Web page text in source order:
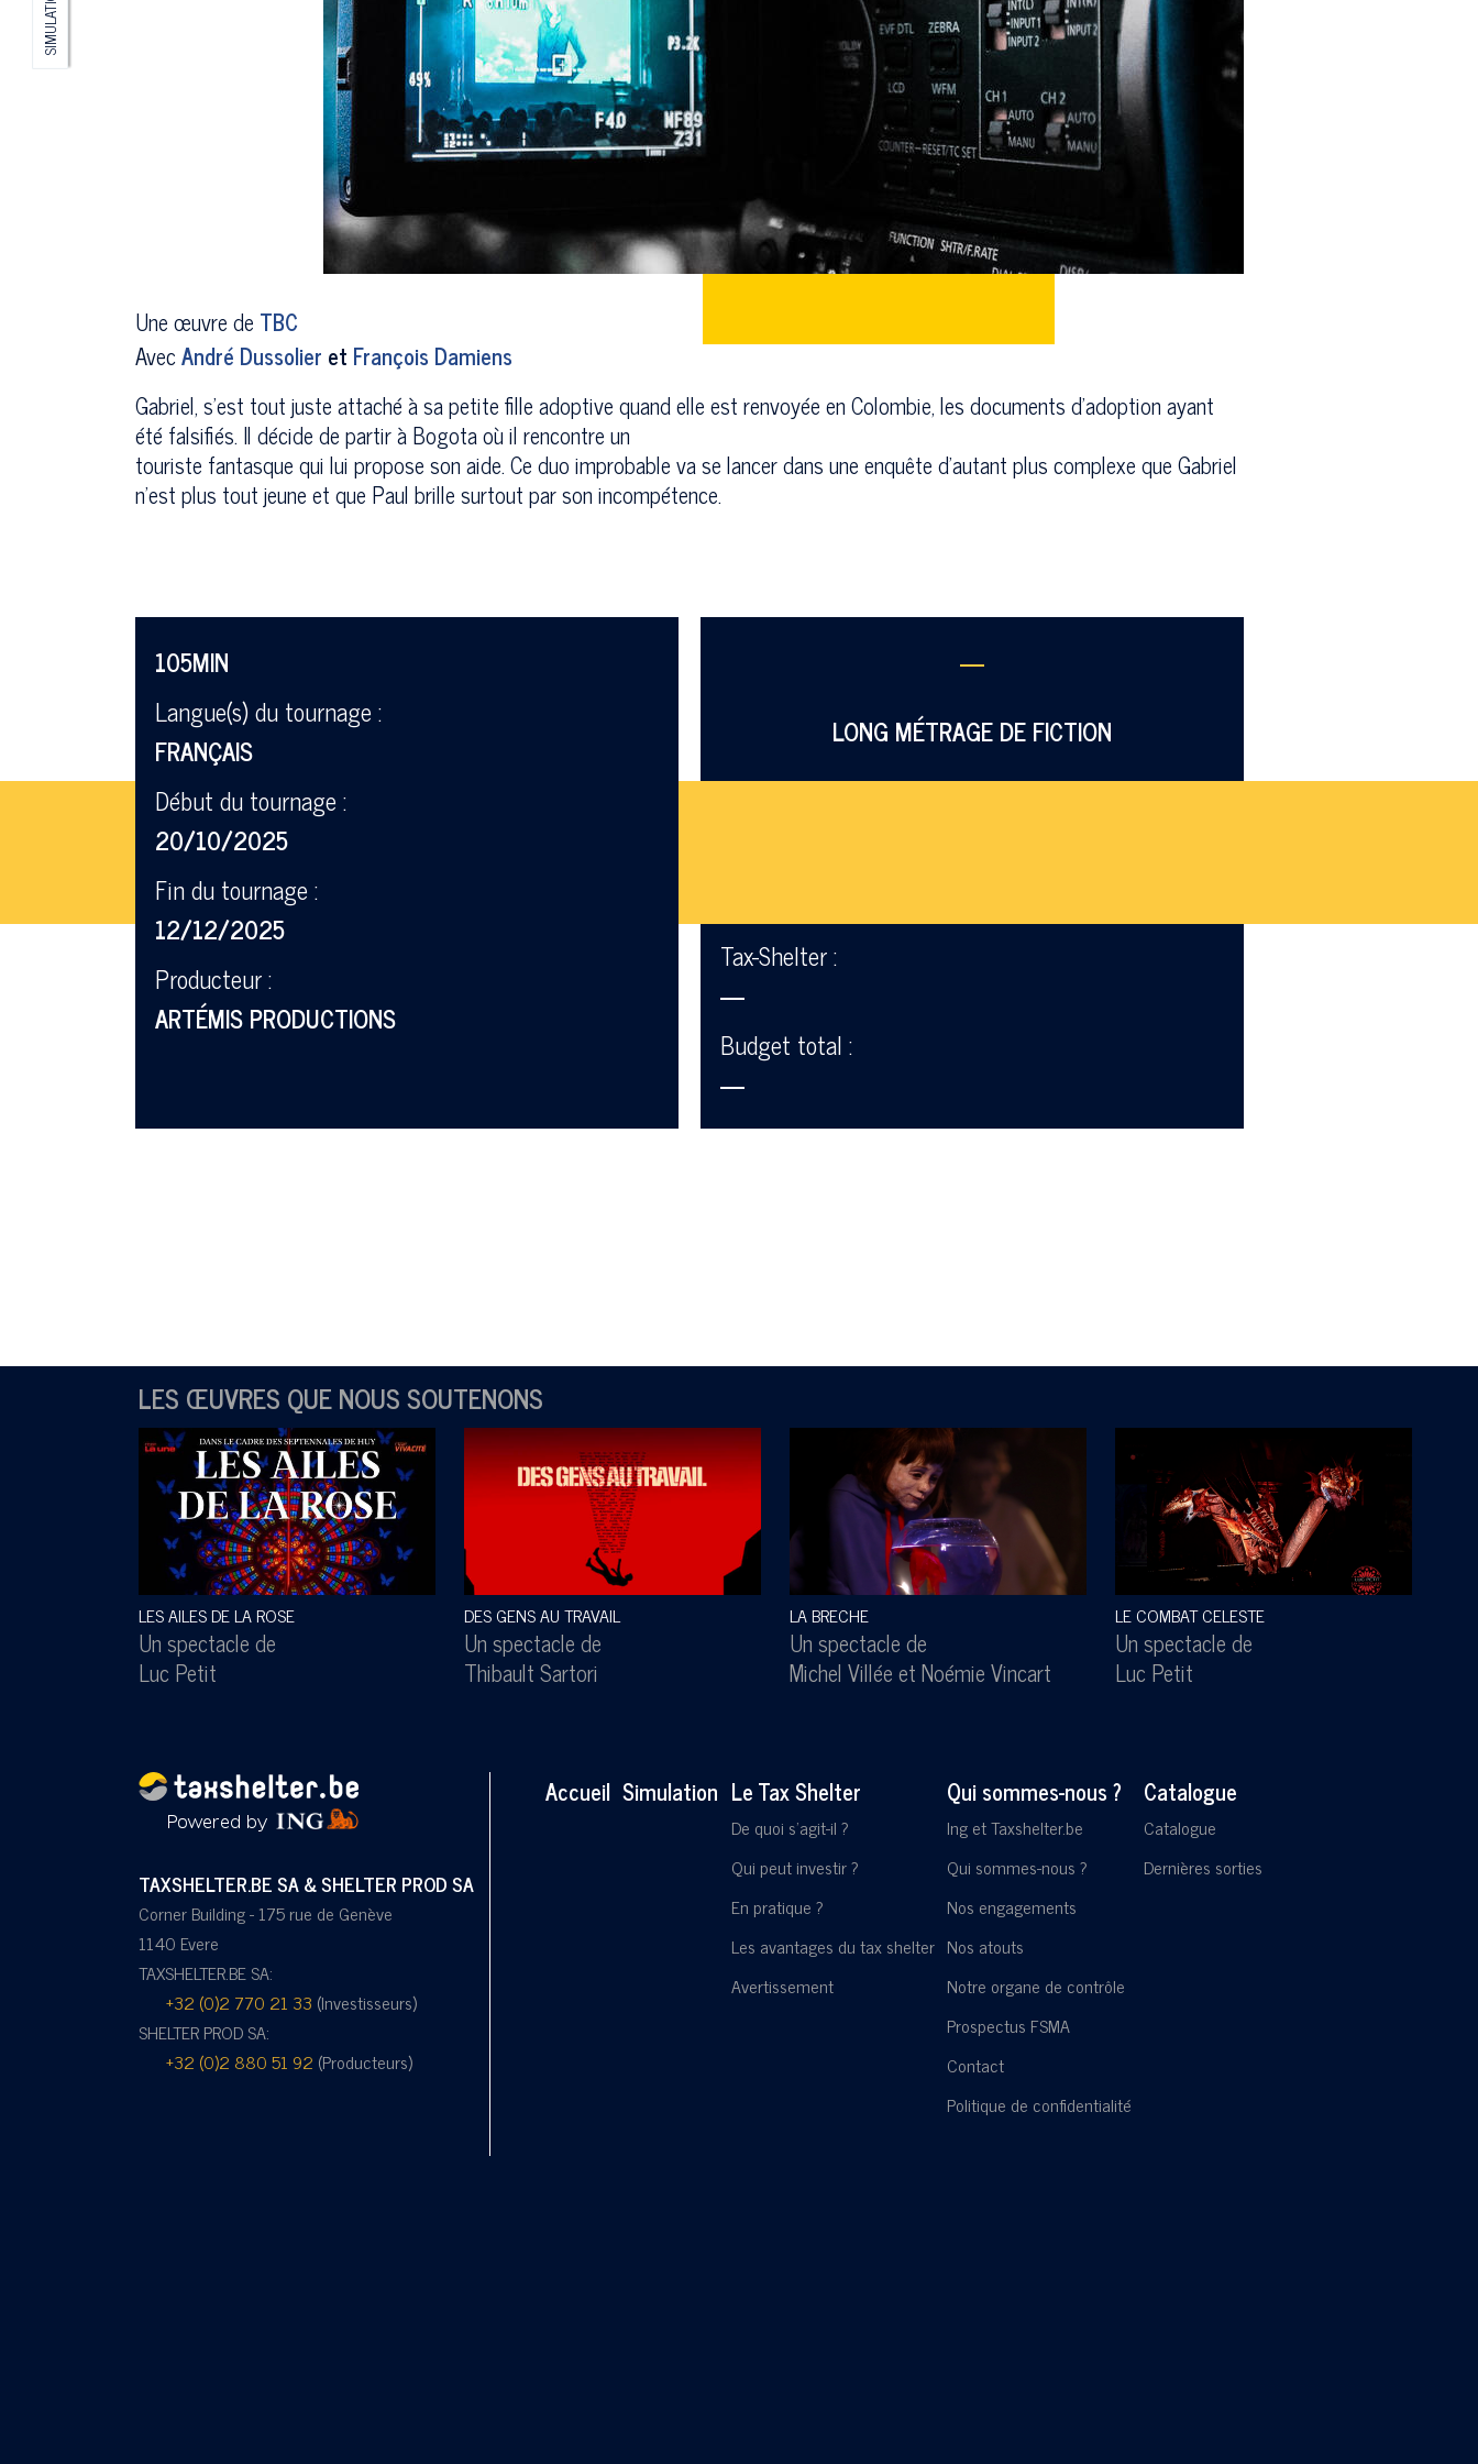
Une œuvre de TBC
AvecAndré Dussolier et François Damiens
Gabriel, s’est tout juste attaché à sa petite fille adoptive quand elle est renvoyée en Colombie, les documents d’adoption ayant
été falsifiés. Il décide de partir à Bogota où il rencontre un
touriste fantasque qui lui propose son aide. Ce duo improbable va se lancer dans une enquête d’autant plus complexe que Gabriel
n’est plus tout jeune et que Paul brille surtout par son incompétence.
105MIN
Langue(s) du tournage :
FRANÇAIS
Début du tournage :
20/10/2025
Fin du tournage :
12/12/2025
Producteur :
ARTÉMIS PRODUCTIONS
—
LONG MÉTRAGE DE FICTION
Tax-Shelter :
—
Budget total :
—
SIMULATION
LES ŒUVRES QUE NOUS SOUTENONS
LES AILES DE LA ROSE
Un spectacle de
Luc Petit
DES GENS AU TRAVAIL
Un spectacle de
Thibault Sartori
LA BRECHE
Un spectacle de
Michel VilléeetNoémie Vincart
LE COMBAT CELESTE
Un spectacle de
Luc Petit
TAXSHELTER.BE SA & SHELTER PROD SA
Corner Building - 175 rue de Genève
1140 Evere
TAXSHELTER.BE SA:
+32 (0)2 770 21 33 (Investisseurs)
SHELTER PROD SA:
+32 (0)2 880 51 92 (Producteurs)
Accueil Simulation Le Tax Shelter
De quoi s'agit-il ?
Qui peut investir ?
En pratique ?
Les avantages du tax shelter
Avertissement
Qui sommes-nous ?
Ing et Taxshelter.be
Qui sommes-nous ?
Nos engagements
Nos atouts
Notre organe de contrôle
Prospectus FSMA
Contact
Politique de confidentialité
Catalogue
Catalogue
Dernières sorties